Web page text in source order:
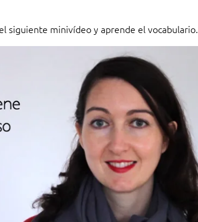
siguiente minivídeo y aprende el vocabulario.